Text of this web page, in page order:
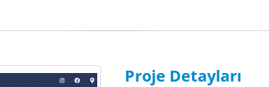
Proje Detayları